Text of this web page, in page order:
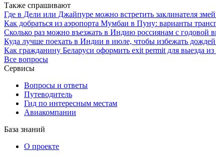
Также спрашивают
Где в Дели или Джайпуре можно встретить заклинателя
Как добраться из аэропорта Мумбаи в Пуну: варианты
Сколько раз можно въезжать в Индию россиянам с годовой
Куда лучше поехать в Индии в июле, чтобы избежать
Как гражданину Беларуси оформить exit permit для выезда
Все вопросы
Сервисы
Вопросы и ответы
Путеводитель
Гид по интересным местам
Авиакомпании
База знаний
О проекте